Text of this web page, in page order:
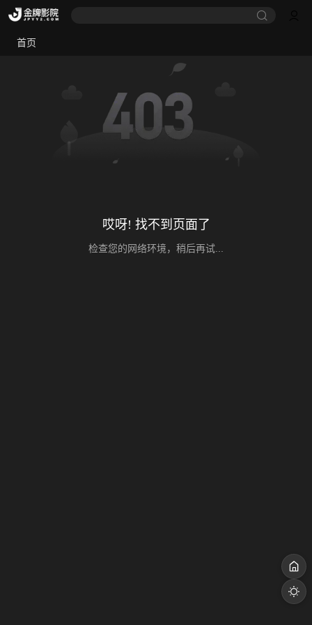
首页
哎呀! 找不到页面了
检查您的网络环境，稍后再试...